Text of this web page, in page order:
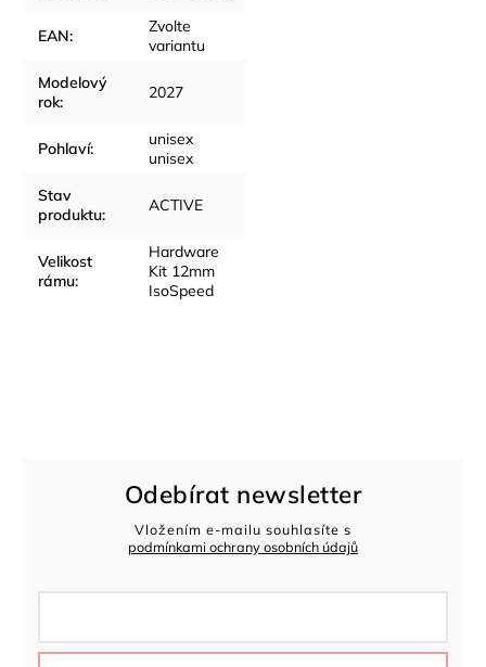
EAN:
Zvolte
variantu
Modelový
rok: 2027
Pohlaví:
unisex
unisex
Stav
produktu: ACTIVE
Velikost
rámu:
Hardware
Kit 12mm
IsoSpeed
Odebírat newsletter
Vložením e-mailu souhlasíte s
podmínkami ochrany osobních údajů